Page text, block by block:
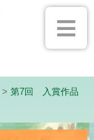
> 第7回 入賞作品